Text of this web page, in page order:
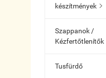
készítmények 
Szappanok /
Kézfertőtlenítők
Tusfürdő